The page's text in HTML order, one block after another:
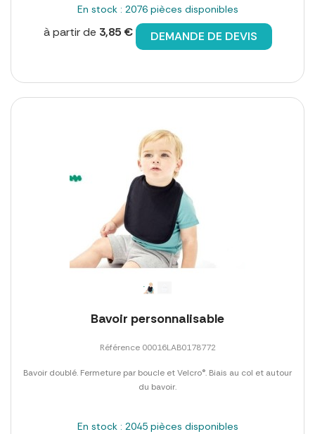
En stock : 2076 pièces disponibles
à partir de 3,85 € DEMANDE DE DEVIS
Bavoir personnalisable
Référence 00016LAB0178772
Bavoir doublé. Fermeture par boucle et Velcro®. Biais au col et autour
du bavoir.
En stock : 2045 pièces disponibles